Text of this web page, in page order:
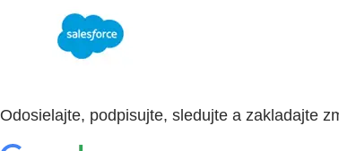
Odosielajte, podpisujte, sledujte a zakladajte